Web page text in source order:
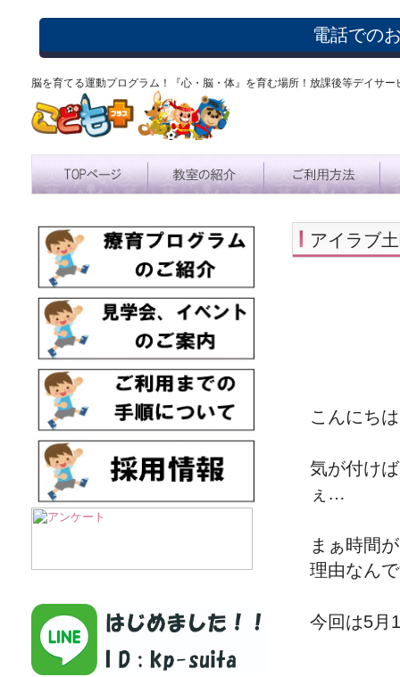
電話での
脳を育てる運動プログラム！『心・脳・体』を育む場所！放課後等デイ
アイラブ
こんにち
気が付け
ぇ…
まぁ時間
理由なん
今回は5月